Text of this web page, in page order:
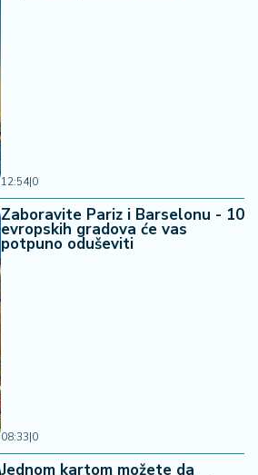
12:54|0
Zaboravite Pariz i Barselonu - 10
evropskih gradova će vas
potpuno oduševiti
08:33|0
Jednom kartom možete da